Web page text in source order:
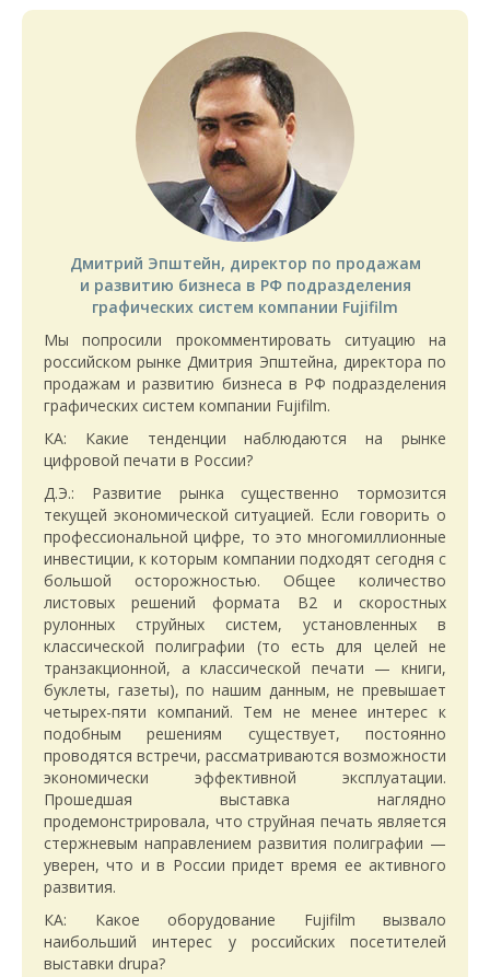
Дмитрий Эпштейн, директор по продажам
и развитию бизнеса в РФ подразделения
графических систем компании Fujifilm
Мы попросили прокомментировать ситуацию на
российском рынке Дмитрия Эпштейна, директора по
продажам и развитию бизнеса в РФ подразделения
графических систем компании Fujifilm.
КА: Какие тенденции наблюдаются на рынке
цифровой печати в России?
Д.Э.: Развитие рынка существенно тормозится
текущей экономической ситуацией. Если говорить о
профессиональной цифре, то это многомиллионные
инвестиции, к которым компании подходят сегодня с
большой осторожностью. Общее количество
листовых решений формата В2 и скоростных
рулонных струйных систем, установленных в
классичес­кой полиграфии (то есть для целей не
транзакционной, а классической печати — книги,
буклеты, газеты), по нашим данным, не превышает
четырех-пяти компаний. Тем не менее интерес к
подобным решениям существует, постоянно
проводятся встречи, рассматриваются возможности
экономически эффективной эксплуатации.
Прошедшая выставка наглядно
продемонстрировала, что струйная печать является
стержневым направлением развития полиграфии —
уверен, что и в России придет время ее активного
развития.
КА: Какое оборудование Fujifilm вызвало
наибольший интерес у российских посетителей
выставки drupa?